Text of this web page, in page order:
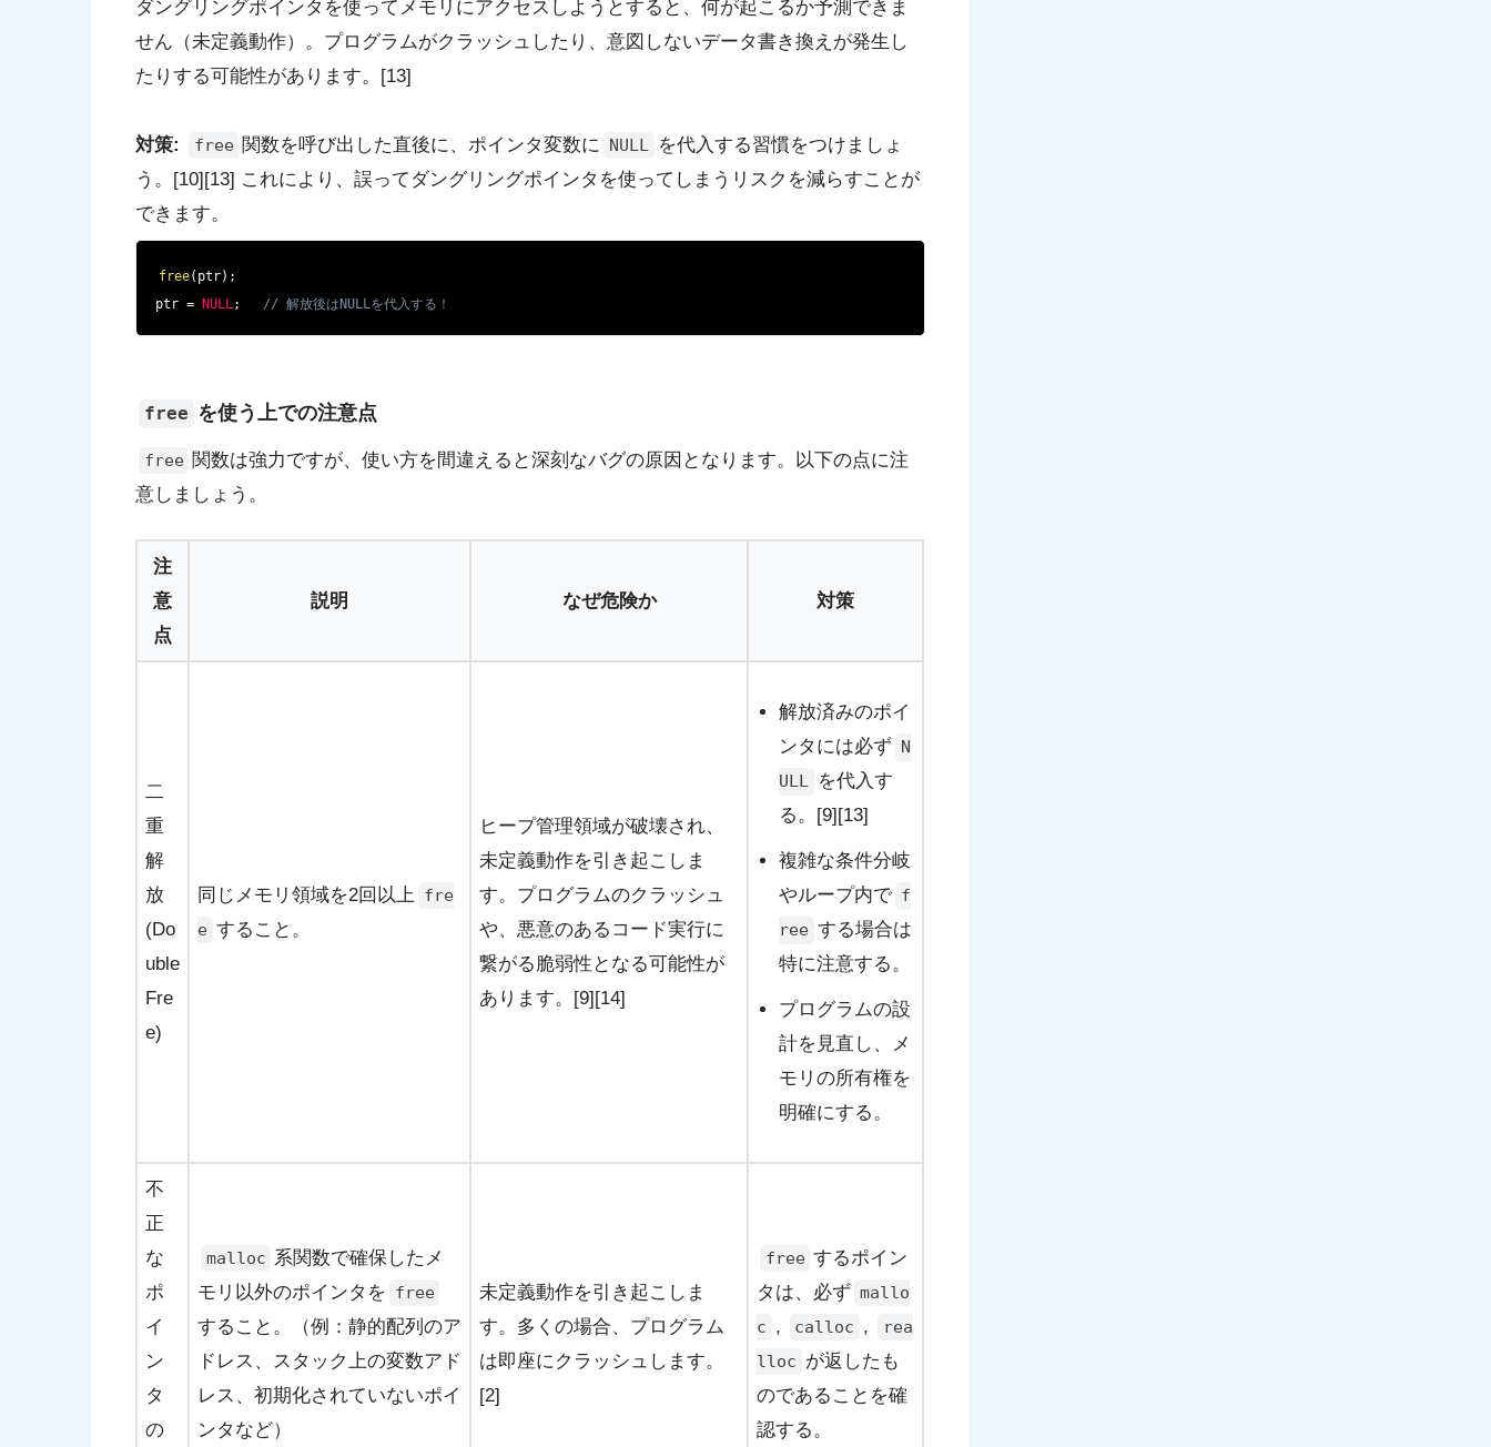
ダングリングポインタを使ってメモリにアクセスしようとすると、何が起こるか予測できま
せん（未定義動作）。プログラムがクラッシュしたり、意図しないデータ書き換えが発生し
たりする可能性があります。[13]
対策: free 関数を呼び出した直後に、ポインタ変数に NULL を代入する習慣をつけましょ
う。[10][13] これにより、誤ってダングリングポインタを使ってしまうリスクを減らすことが
できます。
free( ptr) ;
ptr = NULL ; // 解放後はNULLを代入する！
free を使う上での注意点
free 関数は強力ですが、使い方を間違えると深刻なバグの原因となります。以下の点に注
意しましょう。
注
意
点
説明 なぜ危険か 対策
二
重
解
放
(Do
uble
Fre
e)
同じメモリ領域を2回以上 fre
e すること。
ヒープ管理領域が破壊され、
未定義動作を引き起こしま
す。プログラムのクラッシュ
や、悪意のあるコード実行に
繋がる脆弱性となる可能性が
あります。[9][14]
解放済みのポイ
ンタには必ず
N
ULL を代入す
る。[9][13]
複雑な条件分岐
やループ内で f
ree する場合は
特に注意する。
プログラムの設
計を見直し、メ
モリの所有権を
明確にする。
不
正
な
ポ
イ
ン
タ
の
malloc 系関数で確保したメ
モリ以外のポインタを free
すること。（例：静的配列のア
ドレス、スタック上の変数アド
レス、初期化されていないポイ
ンタなど）
未定義動作を引き起こしま
す。多くの場合、プログラム
は即座にクラッシュします。
[2]
free するポイン
タは、必ず mallo
c , calloc ,
rea
lloc が返したも
のであることを確
認する。